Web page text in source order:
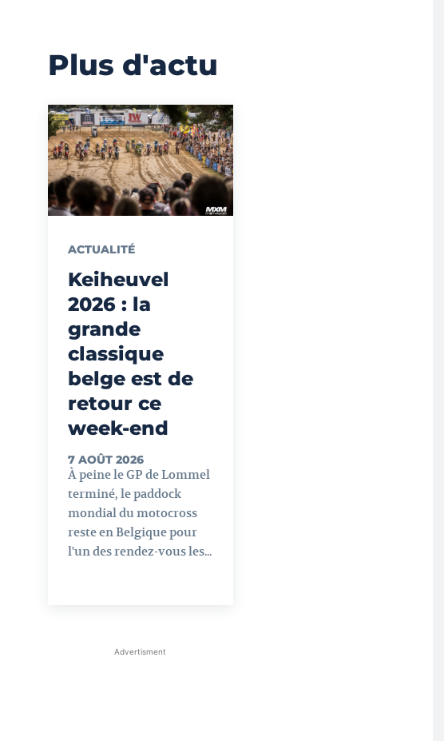
Plus d'actu
ACTUALITÉ
Keiheuvel
2026 : la
grande
classique
belge est de
retour ce
week-end
7 AOÛT 2026
À peine le GP de Lommel
terminé, le paddock
mondial du motocross
reste en Belgique pour
l'un des rendez-vous les...
Advertisment